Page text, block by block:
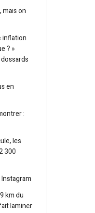
mais on
inflation
? »
en
:
les
300
km du
laminer